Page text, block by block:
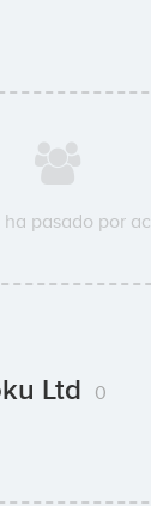
ha pasado por
Ltd 0